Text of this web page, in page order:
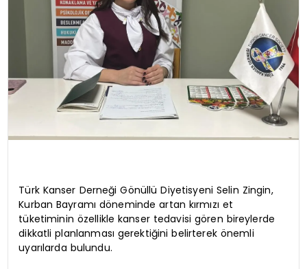
Türk Kanser Derneği Gönüllü Diyetisyeni Selin Zingin,
Kurban Bayramı döneminde artan kırmızı et
tüketiminin özellikle kanser tedavisi gören bireylerde
dikkatli planlanması gerektiğini belirterek önemli
uyarılarda bulundu.